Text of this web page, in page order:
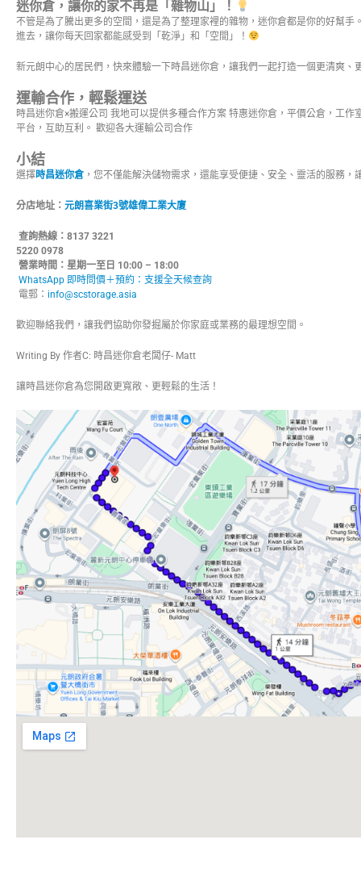
迷你倉，讓你的家不再是「雜物山」！
不管是為了騰出更多的空間，還是為了整理家裡的雜物，迷你倉都是你的好幫手
進去，讓你每天回家都能感受到「乾淨」和「空間」！
新元朗中心的居民們，快來體驗一下時昌迷你倉，讓我們一起打造一個更清爽、
運輸合作，輕鬆運送
時昌迷你倉×搬運公司 我地可以提供多種合作方案 特惠迷你倉，平價公倉，工作
平台，互助互利。 歡迎各大運輸公司合作
小結
選擇時昌迷你倉 ，您不僅能解決儲物需求，還能享受便捷、安全、靈活的服務，
分店地址： 元朗喜業街3號雄偉工業大廈
查詢熱線：8137 3221 搬
5220 0978
營業時間：星期一至日 10:00 – 18:00
WhatsApp 即時問價＋預約：支援全天候查詢
電郵： info@scstorage.asia
歡迎聯絡我們，讓我們協助你發掘屬於你家庭或業務的最理想空間。
Writing By 作者C: 時昌迷你倉老闆仔- Matt
讓時昌迷你倉為您開啟更寬敞、更輕鬆的生活！